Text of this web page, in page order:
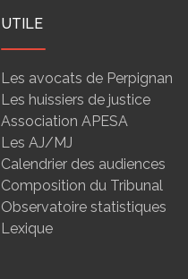
UTILE
Les avocats de Perpignan
Les huissiers de justice
Association APESA
Les AJ/MJ
Calendrier des audiences
Composition du Tribunal
Observatoire statistiques
Lexique